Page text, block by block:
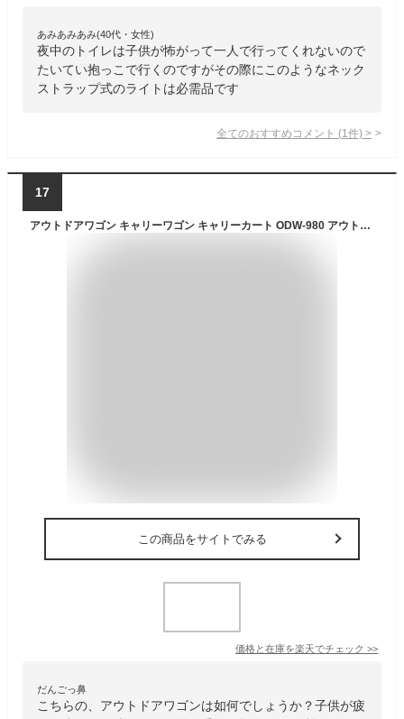
あみあみあみ(40代・女性)
夜中のトイレは子供が怖がって一人で行ってくれないので
たいてい抱っこで行くのですがその際にこのようなネック
ストラップ式のライトは必需品です
全てのおすすめコメント (1 件) >
17
アウトドアワゴン キャリーワゴン キャリーカート ODW-980 アウトドア ワゴン キャリーワゴン アウトドアキャリー キャリーカート マルチキャリー アウトドア レジャー BBQ バーベキュー 台車 折りたたみ 荷物 キャンプ 収納 頑丈 子供 軽量
この商品をサイトでみる
価格と在庫を楽天でチェック >>
だんごっ鼻
こちらの、アウトドアワゴンは如何でしょうか？子供が疲